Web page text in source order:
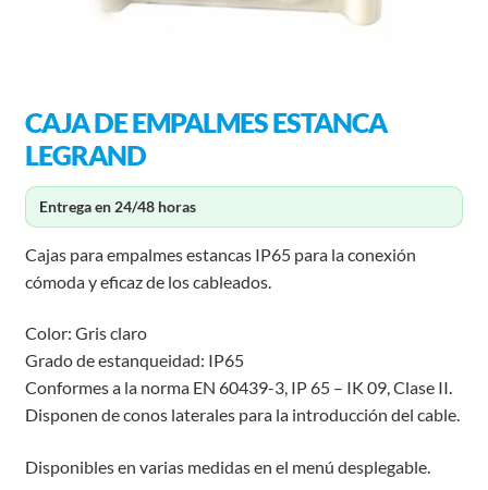
CAJA DE EMPALMES ESTANCA
LEGRAND
Entrega en 24/48 horas
Cajas para empalmes estancas IP65 para la conexión
cómoda y eficaz de los cableados.
Color: Gris claro
Grado de estanqueidad: IP65
Conformes a la norma EN 60439-3, IP 65 – IK 09, Clase II.
Disponen de conos laterales para la introducción del cable.
Disponibles en varias medidas en el menú desplegable.